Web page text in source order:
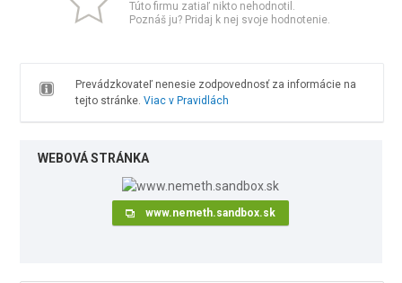
Túto firmu zatiaľ nikto nehodnotil.
Poznáš ju? Pridaj k nej svoje hodnotenie.
Prevádzkovateľ nenesie zodpovednosť za informácie na
tejto stránke. Viac v Pravidlách
WEBOVÁ STRÁNKA
www.nemeth.sandbox.sk